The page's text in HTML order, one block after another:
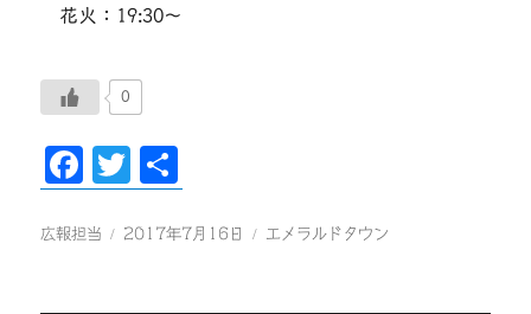
花火：19:30〜
0
F
eb
T
tt
投
広報担当
投
2017年7月16日
カ
エメラルドタウン